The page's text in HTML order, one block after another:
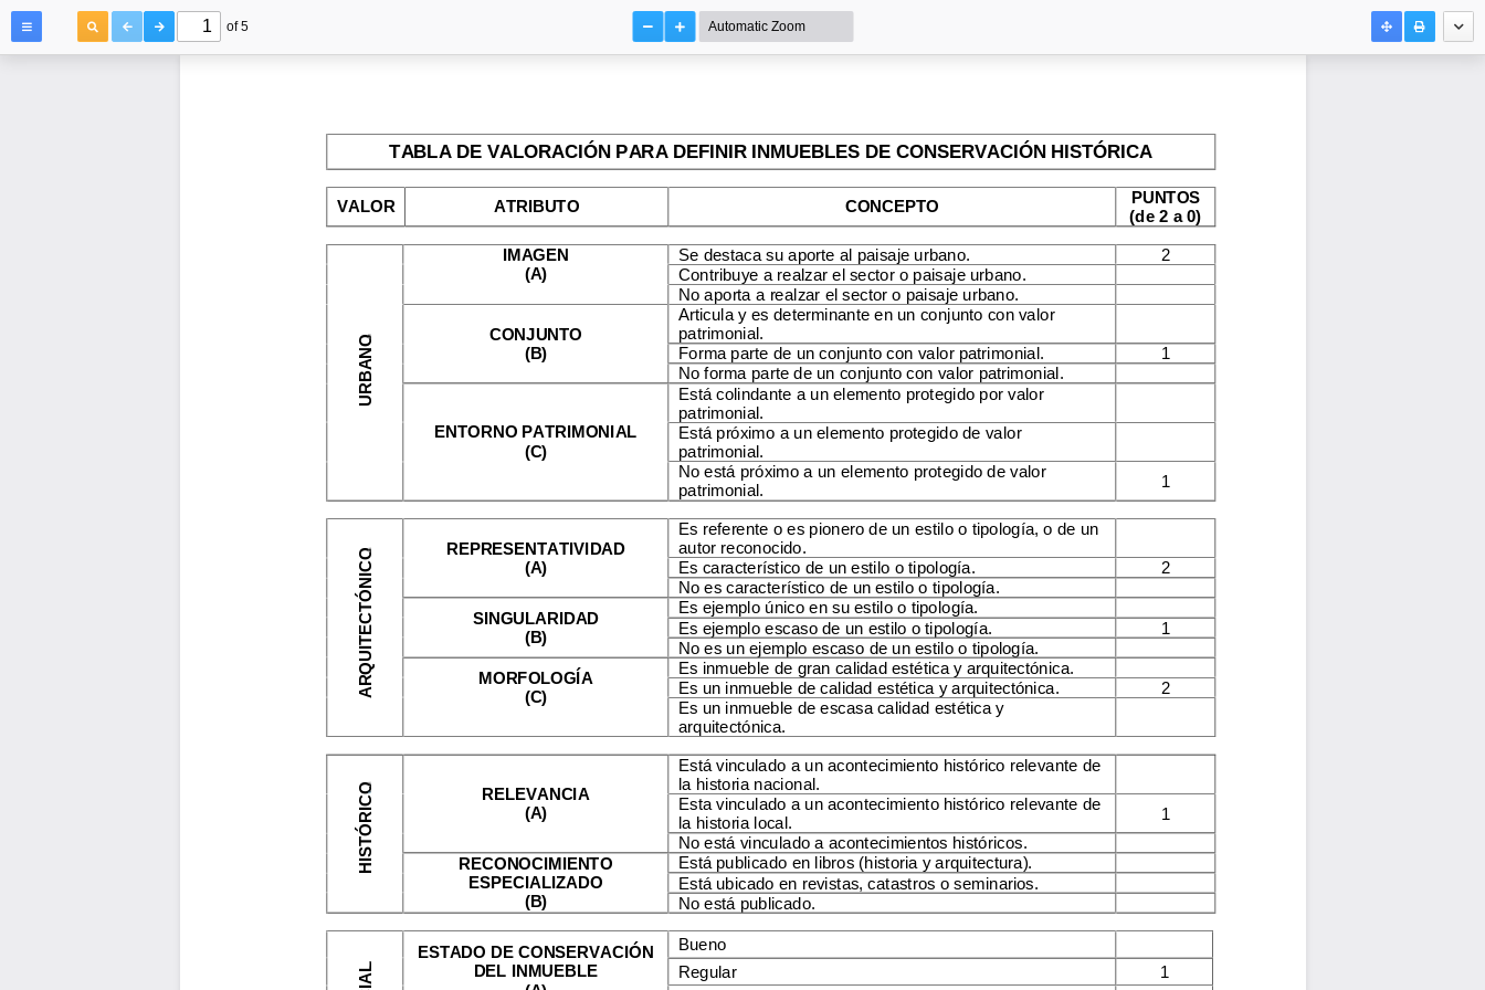
of 5
TABLA DE VALORACIÓN PARA DEFINIR INMUEBLES DE CONSERVACIÓN HISTÓRICA
VALOR ATRIBUTO CONCEPTO
PUNTOS
(de 2 a 0)
URBANO
IMAGEN
(A)
Se destaca su aporte al paisaje urbano.
2
Contribuye a realzar el sector o paisaje urbano.
No aporta a realzar el sector o paisaje urbano.
CONJUNTO
(B)
Articula y es determinante en un conjunto con valor
patrimonial.
Forma parte de un conjunto con valor patrimonial.
1
No forma parte de un conjunto con valor patrimonial.
ENTORNO PATRIMONIAL
(C)
Está colindante a un elemento protegido por valor
patrimonial.
Está próximo a un elemento protegido de valor
patrimonial.
No está próximo a un elemento protegido de valor
patrimonial.
1
ARQUITECTÓNICO
REPRESENTATIVIDAD
(A)
Es referente o es pionero de un estilo o tipología, o de un
autor reconocido.
Es característico de un estilo o tipología.
2
No es característico de un estilo o tipología.
SINGULARIDAD
(B)
Es ejemplo único en su estilo o tipología.
Es ejemplo escaso de un estilo o tipología.
1
No es un ejemplo escaso de un estilo o tipología.
MORFOLOGÍA
(C)
Es inmueble de gran calidad estética y arquitectónica.
Es un inmueble de calidad estética y arquitectónica.
2
Es un inmueble de escasa calidad estética y
arquitectónica.
HISTÓRICO
RELEVANCIA
(A)
Está vinculado a un acontecimiento histórico relevante de
la historia nacional.
Esta vinculado a un acontecimiento histórico relevante de
la historia local.
1
No está vinculado a acontecimientos históricos.
RECONOCIMIENTO
ESPECIALIZADO
(B)
Está publicado en libros (historia y arquitectura).
Está ubicado en revistas, catastros o seminarios.
No está publicado.
ESTADO DE CONSERVACIÓN
DEL INMUEBLE
Bueno
Regular
1